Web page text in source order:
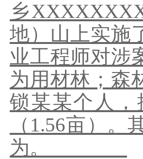
乡
地）山上实施
业工程师对涉
为用材林；森
锁某某个人
（ 1.56亩）。
为。